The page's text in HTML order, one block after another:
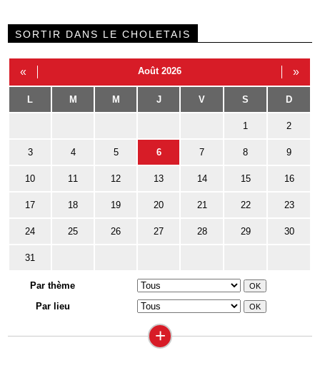
SORTIR DANS LE CHOLETAIS
« Août 2026 »
L M M J V S D
1 2
3 4 5 6 7 8 9
10 11 12 13 14 15 16
17 18 19 20 21 22 23
24 25 26 27 28 29 30
31
Par thème
Par lieu
+